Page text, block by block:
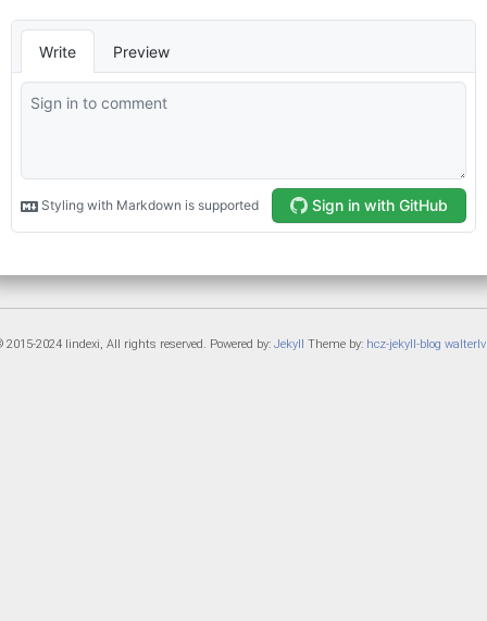
2015-2024 lindexi, All rights reserved. Powered by: Jekyll Theme by: hcz-jekyll-blog walterlv